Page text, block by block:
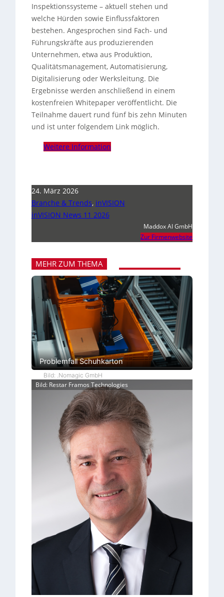
Inspektionssysteme – aktuell stehen und
welche Hürden sowie Einflussfaktoren
bestehen. Angesprochen sind Fach- und
Führungskräfte aus produzierenden
Unternehmen, etwa aus Produktion,
Qualitätsmanagement, Automatisierung,
Digitalisierung oder Werksleitung. Die
Ergebnisse werden anschließend in einem
kostenfreien Whitepaper veröffentlicht. Die
Teilnahme dauert rund fünf bis zehn Minuten
und ist unter folgendem Link möglich.
Weitere Information
24. März 2026
Branche & Trends, inVISION
inVISION News 11 2026
Maddox AI GmbH
Zur Firmenwebsite
MEHR ZUM THEMA
Problemfall Schuhkarton
Bild: .Nomagic GmbH
Bild: Restar Framos Technologies